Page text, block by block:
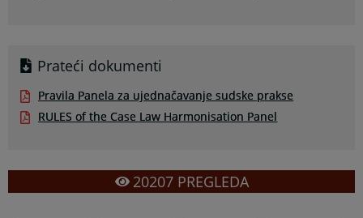
Prateći dokumenti
Pravila Panela za ujednačavanje sudske prakse
RULES of the Case Law Harmonisation Panel
20207PREGLEDA